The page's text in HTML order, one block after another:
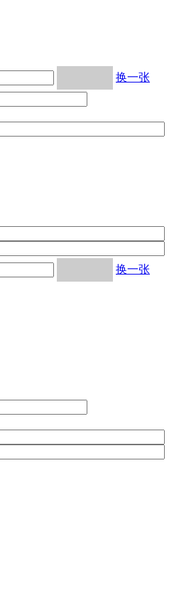
换一张
换一张